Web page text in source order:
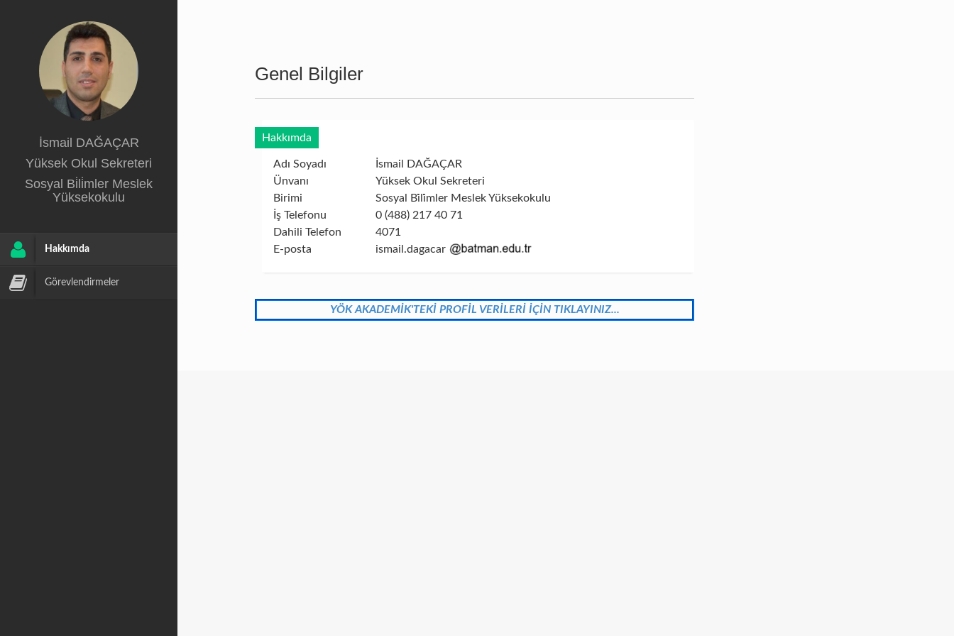
İsmail DAĞAÇAR
Yüksek Okul Sekreteri
Sosyal Bi̇li̇mler Meslek
Yüksekokulu
Hakkımda
Görevlendirmeler
Genel Bilgiler
Hakkımda
Adı Soyadı
İsmail DAĞAÇAR
Ünvanı
Yüksek Okul Sekreteri
Birimi
Sosyal Bi̇li̇mler Meslek Yüksekokulu
İş Telefonu
0 (488) 217 40 71
Dahili Telefon
4071
E-posta
ismail.dagacar
YÖK AKADEMİK'TEKİ PROFİL VERİLERİ İÇİN TIKLAYINIZ...